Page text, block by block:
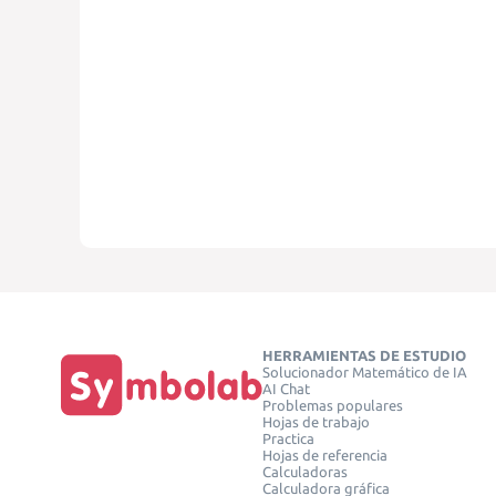
HERRAMIENTAS DE ESTUDIO
Solucionador Matemático de IA
AI Chat
Problemas populares
Hojas de trabajo
Practica
Hojas de referencia
Calculadoras
Calculadora gráfica